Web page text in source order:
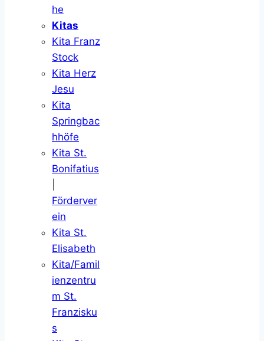
he
Kitas
Kita Franz
Stock
Kita Herz
Jesu
Kita
Springbac
hhöfe
Kita St.
Bonifatius
Förderver
ein
Kita St.
Elisabeth
Kita/Famil
ienzentru
m St.
Franzisku
s